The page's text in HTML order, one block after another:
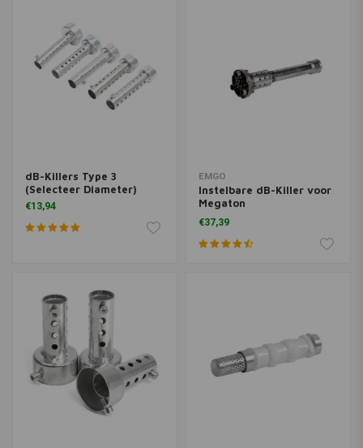
dB-Killers Type 3
(Selecteer Diameter)
€13,94
EMGO
Instelbare dB-Killer voor
Megaton
megafoondempers
€37,39